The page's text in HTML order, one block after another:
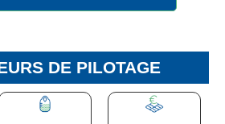
DE PILOTAGE